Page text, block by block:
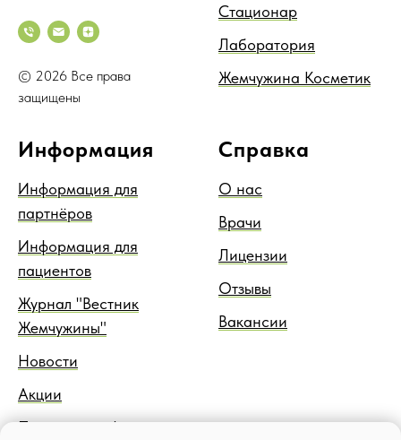
© 2026 Все права
защищены
Стационар
Лаборатория
Жемчужина Косметик
Информация
Информация для
партнёров
Информация для
пациентов
Журнал "Вестник
Жемчужины"
Новости
Акции
Правовая информация
Справка
О нас
Врачи
Лицензии
Отзывы
Вакансии